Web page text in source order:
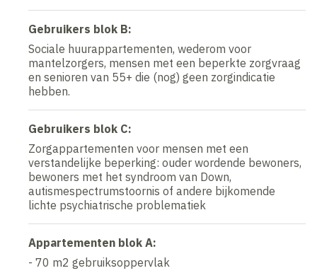
Gebruikers blok B:
Sociale huurappartementen, wederom voor
mantelzorgers, mensen met een beperkte zorgvraag
en senioren van 55+ die (nog) geen zorgindicatie
hebben.
Gebruikers blok C:
Zorgappartementen voor mensen met een
verstandelijke beperking: ouder wordende bewoners,
bewoners met het syndroom van Down,
autismespectrumstoornis of andere bijkomende
lichte psychiatrische problematiek
Appartementen blok A:
- 70 m2 gebruiksoppervlak